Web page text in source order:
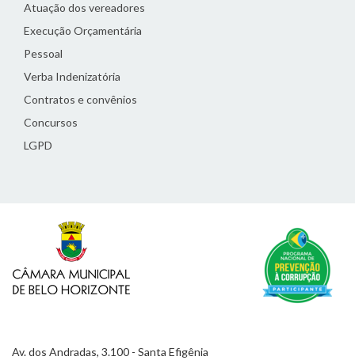
Atuação dos vereadores
Execução Orçamentária
Pessoal
Verba Indenizatória
Contratos e convênios
Concursos
LGPD
Av. dos Andradas, 3.100 - Santa Efigênia